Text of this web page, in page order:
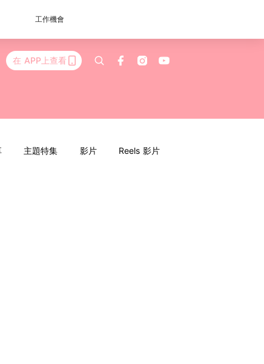
工作機會
在 APP上查看
主題特集 影片 Reels 影片